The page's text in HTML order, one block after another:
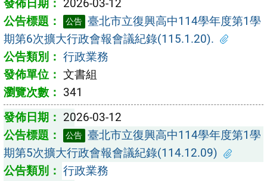
2026-03-12
公告 臺北市立復興高中114學年度第1學
期第6次擴大行政會報會議紀錄(115.1.20).
行政業務
文書組
341
2026-03-12
公告 臺北市立復興高中114學年度第1學
期第5次擴大行政會報會議紀錄(114.12.09)
行政業務